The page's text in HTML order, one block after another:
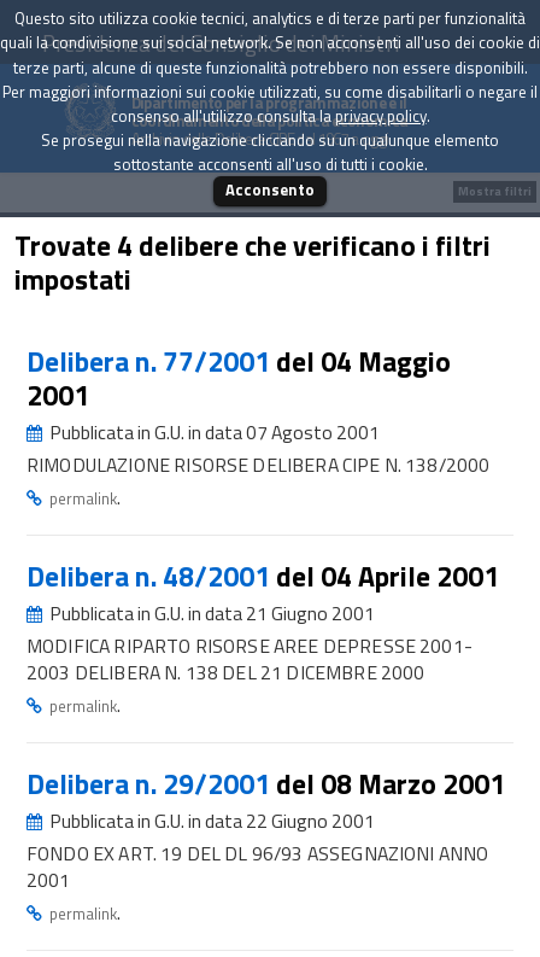
Presidenza del Consiglio dei Ministri
Dipartimento per la programmazione e il
coordinamento della politica economica
Archivio delle Delibere CIPE dal 1967 a oggi
Trovate 4 delibere che verificano i filtri
impostati
Delibera n. 77/2001 del 04 Maggio
2001
Pubblicata in G.U. in data 07 Agosto 2001
RIMODULAZIONE RISORSE DELIBERA CIPE N. 138/2000
permalink.
Delibera n. 48/2001 del 04 Aprile 2001
Pubblicata in G.U. in data 21 Giugno 2001
MODIFICA RIPARTO RISORSE AREE DEPRESSE 2001-
2003 DELIBERA N. 138 DEL 21 DICEMBRE 2000
permalink.
Delibera n. 29/2001 del 08 Marzo 2001
Pubblicata in G.U. in data 22 Giugno 2001
FONDO EX ART. 19 DEL DL 96/93 ASSEGNAZIONI ANNO
2001
permalink.
Mostra filtri
Questo sito utilizza cookie tecnici, analytics e di terze parti per funzionalità
quali la condivisione sui social network. Se non acconsenti all'uso dei cookie di
terze parti, alcune di queste funzionalità potrebbero non essere disponibili.
Per maggiori informazioni sui cookie utilizzati, su come disabilitarli o negare il
consenso all'utilizzo consulta laprivacy policy.
Se prosegui nella navigazione cliccando su un qualunque elemento
sottostante acconsenti all'uso di tutti i cookie.
Acconsento